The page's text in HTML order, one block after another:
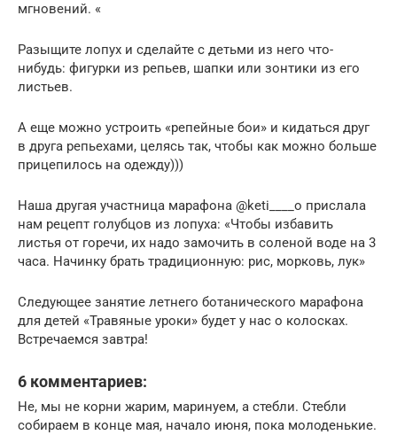
мгновений. «
Разыщите лопух и сделайте с детьми из него что-
нибудь: фигурки из репьев, шапки или зонтики из его
листьев.
А еще можно устроить «репейные бои» и кидаться друг
в друга репьехами, целясь так, чтобы как можно больше
прицепилось на одежду)))
Наша другая участница марафона @keti____o прислала
нам рецепт голубцов из лопуха: «Чтобы избавить
листья от горечи, их надо замочить в соленой воде на 3
часа. Начинку брать традиционную: рис, морковь, лук»
Следующее занятие летнего ботанического марафона
для детей «Травяные уроки» будет у нас о колосках.
Встречаемся завтра!
6 комментариев:
Не, мы не корни жарим, маринуем, а стебли. Стебли
собираем в конце мая, начало июня, пока молоденькие.